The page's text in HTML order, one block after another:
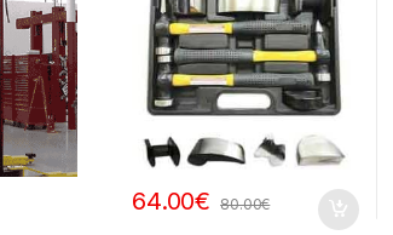
64.00€ 80.00€